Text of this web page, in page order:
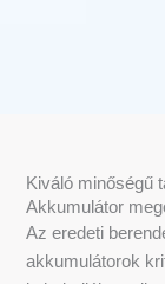
Kiváló minőségű
Akkumulátor
Az eredeti
akkumulátorok